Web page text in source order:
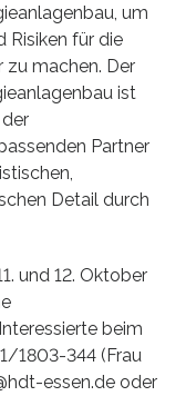
um
Risiken für die
zu machen. Der
ist
Partner
Detail durch
und 12. Oktober
beim
1803-344 (Frau
essen.de oder